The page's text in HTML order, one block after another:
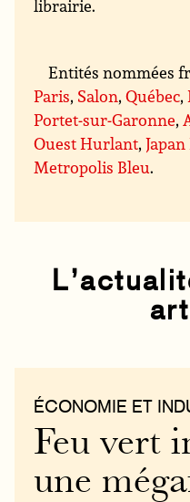
librairie.
Entités nommées
Paris, Salon,Québec,
Portet-sur-Garonne,
Ouest Hurlant,
Metropolis Bleu.
ÉCONOMIE ET
Feu vert
une